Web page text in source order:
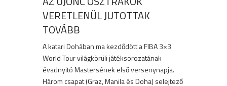
VERETLENÜL JUTOTTAK
TOVÁBB
A katari Dohában ma kezdődött a FIBA 3×3
World Tour világkörüli játéksorozatának
évadnyitó Mastersének első versenynapja.
Három csapat (Graz, Manila és Doha) selejtező